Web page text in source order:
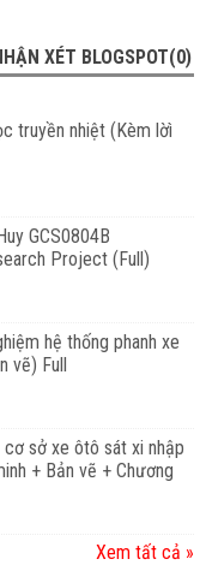
XÉT BLOGSPOT(0)
truyền nhiệt (Kèm lờì
GCS0804B
Project (Full)
hệ thống phanh xe
vẽ) Full
sở xe ôtô sát xi nhập
+ Bản vẽ + Chương
Xem tất cả »